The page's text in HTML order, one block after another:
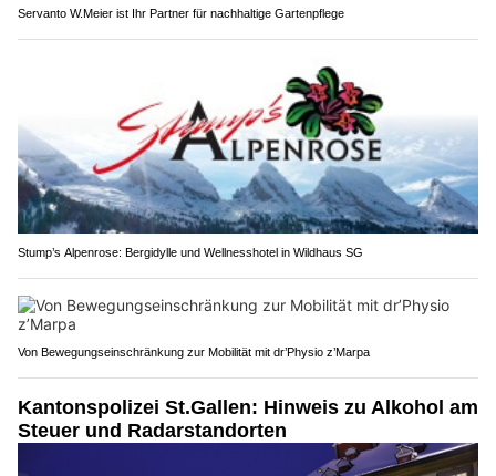
Servanto W.Meier ist Ihr Partner für nachhaltige Gartenpflege
Stump’s Alpenrose: Bergidylle und Wellnesshotel in Wildhaus SG
Von Bewegungseinschränkung zur Mobilität mit dr’Physio z’Marpa
Kantonspolizei St.Gallen: Hinweis zu Alkohol am
Steuer und Radarstandorten